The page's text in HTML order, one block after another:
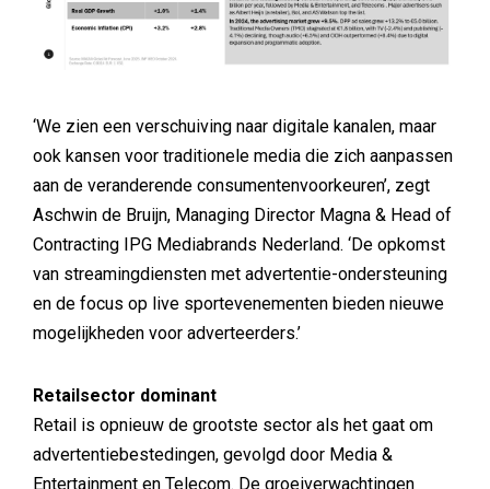
‘We zien een verschuiving naar digitale kanalen, maar
ook kansen voor traditionele media die zich aanpassen
aan de veranderende consumentenvoorkeuren’, zegt
Aschwin de Bruijn, Managing Director Magna & Head of
Contracting IPG Mediabrands Nederland. ‘De opkomst
van streamingdiensten met advertentie-ondersteuning
en de focus op live sportevenementen bieden nieuwe
mogelijkheden voor adverteerders.’
Retailsector dominant
Retail is opnieuw de grootste sector als het gaat om
advertentiebestedingen, gevolgd door Media &
Entertainment en Telecom. De groeiverwachtingen